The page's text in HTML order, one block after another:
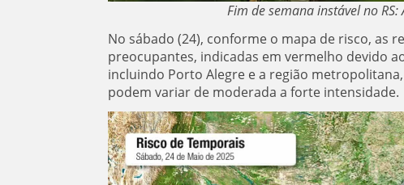
Fim de semana instável no
No sábado (24), conforme o mapa de risco, as
preocupantes, indicadas em vermelho devido
incluindo Porto Alegre e a região
podem variar de moderada a forte intensidade.